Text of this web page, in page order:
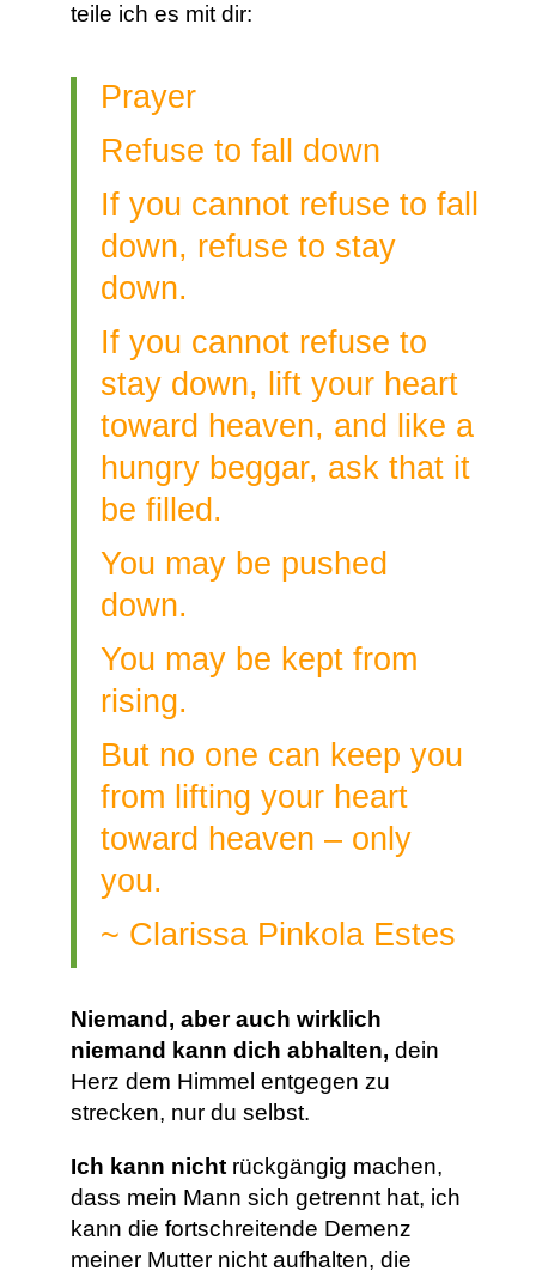
teile ich es mit dir:
Prayer
Refuse to fall down
If you cannot refuse to fall
down, refuse to stay
down.
If you cannot refuse to
stay down, lift your heart
toward heaven, and like a
hungry beggar, ask that it
be filled.
You may be pushed
down.
You may be kept from
rising.
But no one can keep you
from lifting your heart
toward heaven – only
you.
~ Clarissa Pinkola Estes
Niemand, aber auch wirklich
niemand kann dich abhalten, dein
Herz dem Himmel entgegen zu
strecken, nur du selbst.
Ich kann nichtrückgängig machen,
dass mein Mann sich getrennt hat, ich
kann die fortschreitende Demenz
meiner Mutter nicht aufhalten, die